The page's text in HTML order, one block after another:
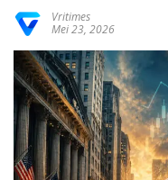
Vritimes
Mei 23, 2026